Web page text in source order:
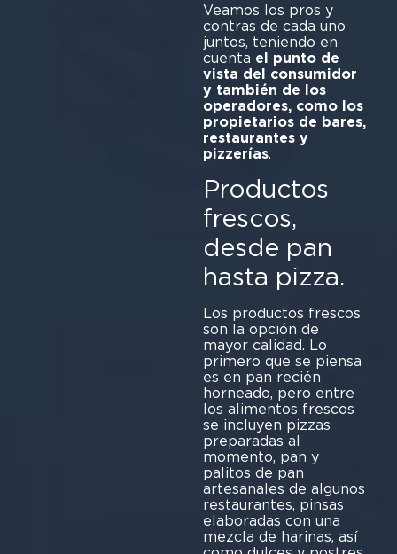
Veamos los pros y
contras de cada uno
juntos, teniendo en
cuenta el punto de
vista del consumidor
y también de los
operadores, como los
propietarios de bares,
restaurantes y
pizzerías.
Productos
frescos,
desde pan
hasta pizza.
Los productos frescos
son la opción de
mayor calidad. Lo
primero que se piensa
es en pan recién
horneado, pero entre
los alimentos frescos
se incluyen pizzas
preparadas al
momento, pan y
palitos de pan
artesanales de algunos
restaurantes, pinsas
elaboradas con una
mezcla de harinas, así